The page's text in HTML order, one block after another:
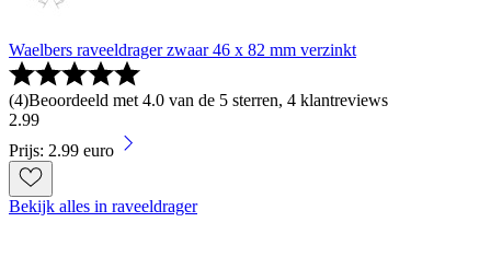
Waelbers raveeldrager zwaar 46 x 82 mm verzinkt
(4)Beoordeeld met 4.0 van de 5 sterren, 4 klantreviews
2.99
Prijs: 2.99 euro
Bekijk alles in raveeldrager